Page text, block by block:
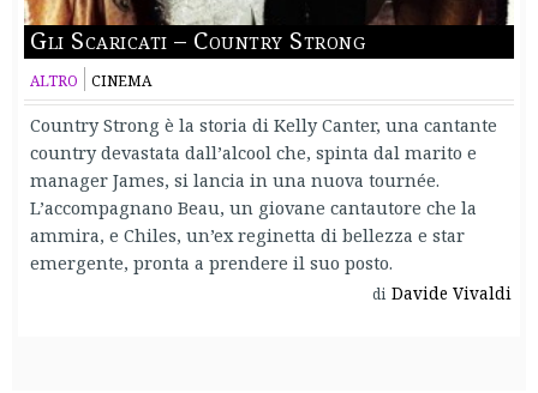
Gli Scaricati – Country Strong
ALTRO CINEMA
Country Strong è la storia di Kelly Canter, una cantante
country devastata dall’alcool che, spinta dal marito e
manager James, si lancia in una nuova tournée.
L’accompagnano Beau, un giovane cantautore che la
ammira, e Chiles, un’ex reginetta di bellezza e star
emergente, pronta a prendere il suo posto.
di Davide Vivaldi